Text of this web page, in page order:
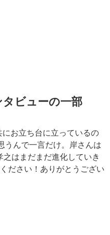
ビューの一部
お立ち台に立っているの
うんで一言だけ。岸さんは
はまだまだ進化していき
ださい！ありがとうござい